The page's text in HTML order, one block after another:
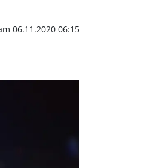
06.11.2020 06:15